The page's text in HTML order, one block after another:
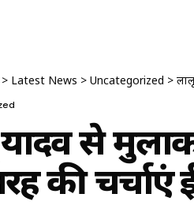
> Latest News > Uncategorized >
से
की चर्चाएं